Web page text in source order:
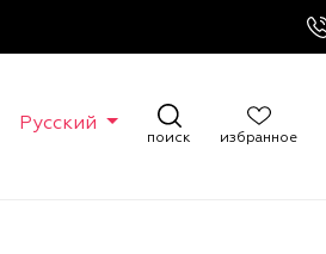
Русский
поиск избранное